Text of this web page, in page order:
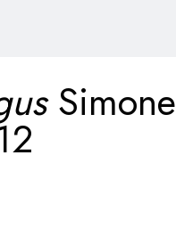
Simone